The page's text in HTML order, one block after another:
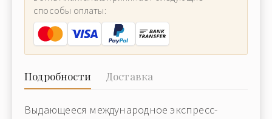
способы оплаты:
Подробности Доставка
Выдающееся международное экспресс-